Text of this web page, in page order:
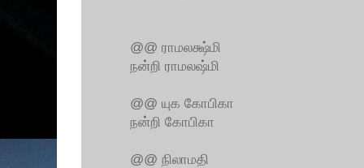
@@ ராமலக்ஷ்மி
நன்றி ராமலஷ்மி
@@ யுக கோபிகா
நன்றி கோபிகா
@@ நிலாமதி